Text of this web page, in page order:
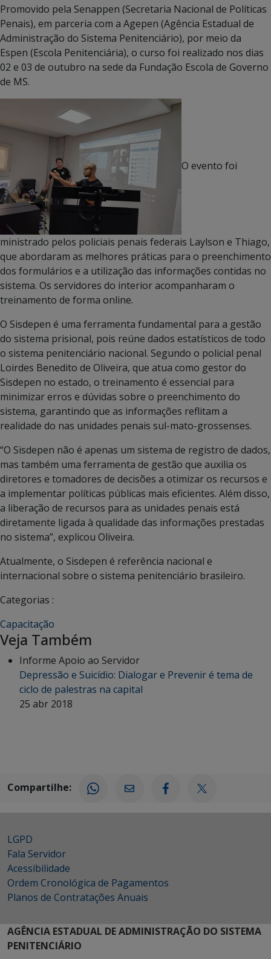
Promovido pela Senappen (Secretaria Nacional de Políticas
Penais), em parceria com a Agepen (Agência Estadual de
Administração do Sistema Penitenciário), por meio da
Espen (Escola Penitenciária), o curso foi realizado nos dias
02 e 03 de outubro na sede da Fundação Escola de Governo
de MS.
O evento foi
ministrado pelos policiais penais federais Laylson e Thiago,
que abordaram as melhores práticas para o preenchimento
dos formulários e a utilização das informações contidas no
sistema. Os servidores do interior acompanharam o
treinamento de forma online.
O Sisdepen é uma ferramenta fundamental para a gestão
do sistema prisional, pois reúne dados estatísticos de todo
o sistema penitenciário nacional. Segundo o policial penal
Loirdes Benedito de Oliveira, que atua como gestor do
Sisdepen no estado, o treinamento é essencial para
minimizar erros e dúvidas sobre o preenchimento do
sistema, garantindo que as informações reflitam a
realidade do nas unidades penais sul-mato-grossenses.
“O Sisdepen não é apenas um sistema de registro de dados,
mas também uma ferramenta de gestão que auxilia os
diretores e tomadores de decisões a otimizar os recursos e
a implementar políticas públicas mais eficientes. Além disso,
a liberação de recursos para as unidades penais está
diretamente ligada à qualidade das informações prestadas
no sistema”, explicou Oliveira.
Atualmente, o Sisdepen é referência nacional e
internacional sobre o sistema penitenciário brasileiro.
Categorias :
Capacitação
Veja Também
Informe Apoio ao Servidor
Depressão e Suicídio: Dialogar e Prevenir é tema de
ciclo de palestras na capital
25 abr 2018
Compartilhe:
LGPD
Fala Servidor
Acessibilidade
Ordem Cronológica de Pagamentos
Planos de Contratações Anuais
AGÊNCIA ESTADUAL DE ADMINISTRAÇÃO DO SISTEMA
PENITENCIÁRIO